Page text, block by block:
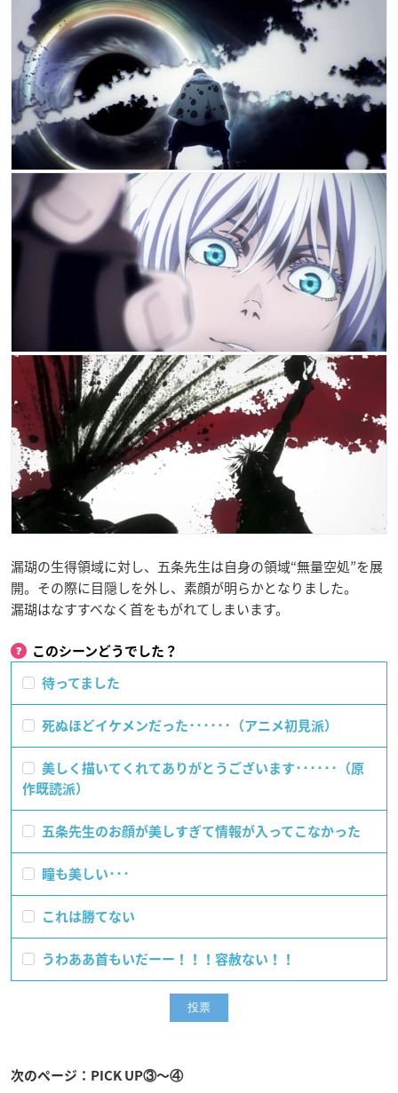
漏瑚の生得領域に対し、五条先生は自身の領域“無量空処”を展
開。その際に目隠しを外し、素顔が明らかとなりました。
漏瑚はなすすべなく首をもがれてしまいます。
このシーンどうでした？
待ってました
死ぬほどイケメンだった･･････（アニメ初見派）
美しく描いてくれてありがとうございます･･････（原
作既読派）
五条先生のお顔が美しすぎて情報が入ってこなかった
瞳も美しい･･･
これは勝てない
うわああ首もいだーー！！！容赦ない！！
次のページ：PICK UP③〜④